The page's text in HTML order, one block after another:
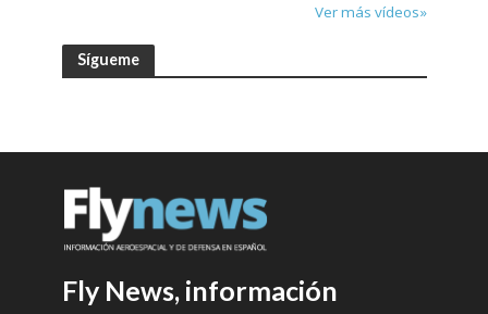
Ver más vídeos»
Sígueme
Fly News, información